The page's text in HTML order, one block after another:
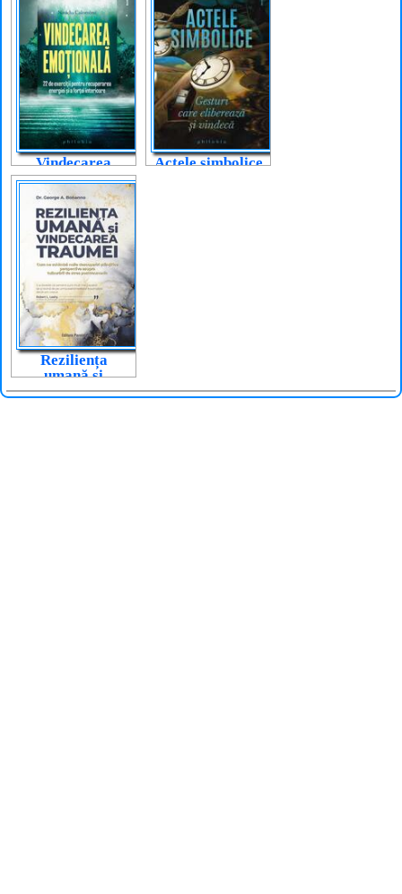
Vindecarea
emoțională
Actele simbolice
Reziliența
umană și
vindecarea